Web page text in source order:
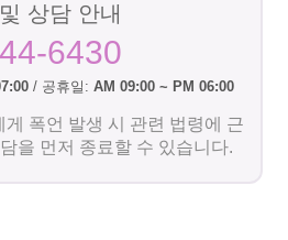
상담 안내
6430
/ 공휴일: AM 09:00 ~ PM 06:00
폭언 발생 시 관련 법령에 근
을 먼저 종료할 수 있습니다.